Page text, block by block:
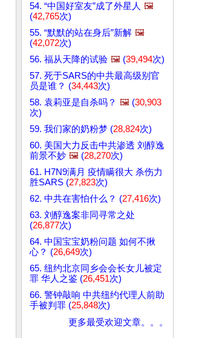
54. “中国好室友”成了外星人 🖼️
(42,765次)
55. “默默的站在身后”新解 🖼️
(42,072次)
56. 福从天降的试验 🖼️ (39,494次)
57. 死于SARS的中共最高级别官
员是谁？ (34,443次)
58. 袁莉亚是自杀吗？ 🖼️ (30,903
次)
59. 我们家的奶粉梦 (28,824次)
60. 美国大力反击中共渗透 刘醇逸
前景不妙 🖼️ (28,270次)
61. H7N9满月 疫情瞒很大 杀伤力
胜SARS (27,823次)
62. 中共在害怕什么？ (27,416次)
63. 刘醇逸案非同寻常之处
(26,877次)
64. 中国宝宝奶粉问题 如何不揪
心？ (26,649次)
65. 纽约北京同乡会会长女儿被定
罪 华人之鉴 (26,451次)
66. 警钟敲响 中共纽约代理人前助
手被判罪 (25,848次)
更多最受欢迎文章。。。